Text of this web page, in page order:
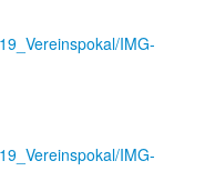
IMG-
IMG-